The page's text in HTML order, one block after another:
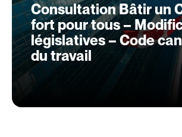
Consultation Bâtir un
fort pour tous –
législatives – Code
du travail